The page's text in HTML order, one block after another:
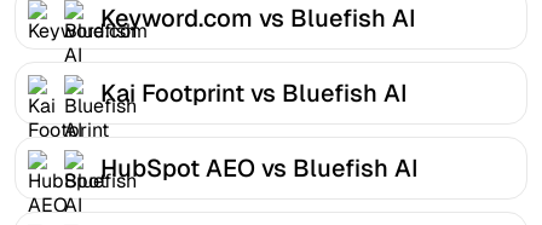
Keyword.com vs Bluefish AI
Kai Footprint vs Bluefish AI
HubSpot AEO vs Bluefish AI